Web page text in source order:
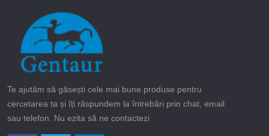
Te ajutăm să găsești cele mai bune produse pentru
cercetarea ta și îți răspundem la întrebări prin chat, email
sau telefon. Nu ezita să ne contactezi